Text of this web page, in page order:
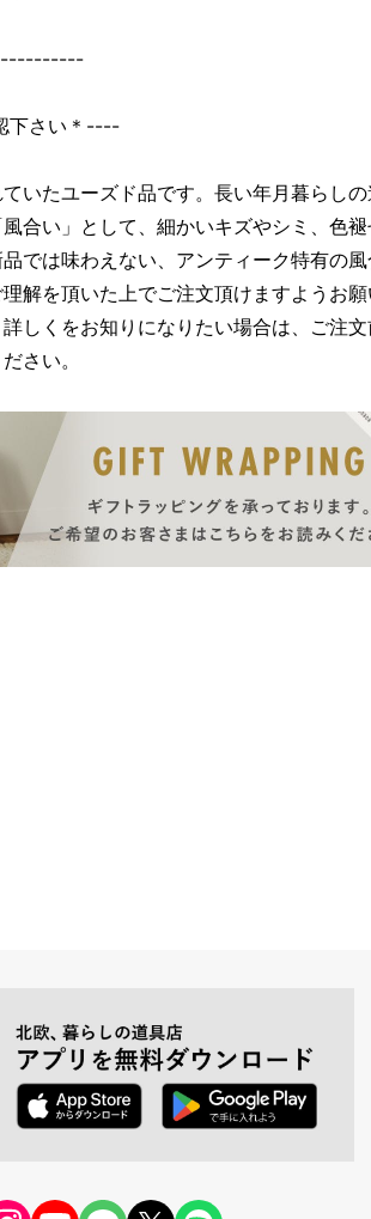
下さい＊----
いたユーズド品です。長い年月暮らし
合い」として、細かいキズやシミ、色
では味わえない、アンティーク特有の
解を頂いた上でご注文頂けますようお
しくをお知りになりたい場合は、ご注
さい。